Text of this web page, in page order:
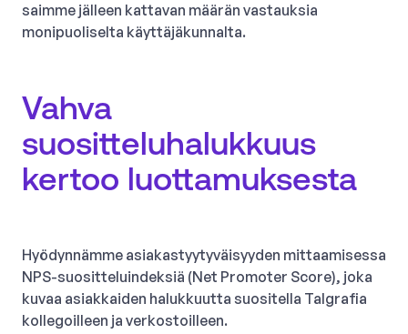
saimme jälleen kattavan määrän vastauksia
monipuoliselta käyttäjäkunnalta.
Vahva
suositteluhalukkuus
kertoo luottamuksesta
Hyödynnämme asiakastyytyväisyyden mittaamisessa
NPS-suositteluindeksiä (Net Promoter Score), joka
kuvaa asiakkaiden halukkuutta suositella Talgrafia
kollegoilleen ja verkostoilleen.